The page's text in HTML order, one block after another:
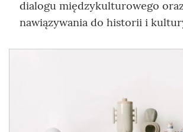
dialogu międzykulturowego
nawiązywania do historii i